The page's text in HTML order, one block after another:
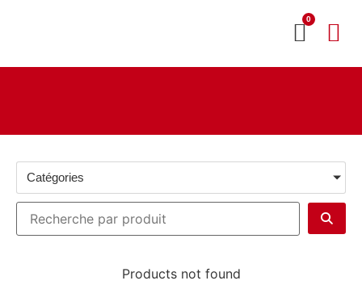
0
Catégories
Products not found